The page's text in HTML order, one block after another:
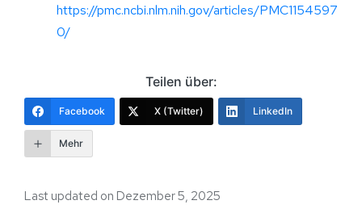
https://pmc.ncbi.nlm.nih.gov/articles/PMC1154597
0/
Teilen über:
Facebook X (Twitter) LinkedIn
Mehr
Last updated on Dezember 5, 2025